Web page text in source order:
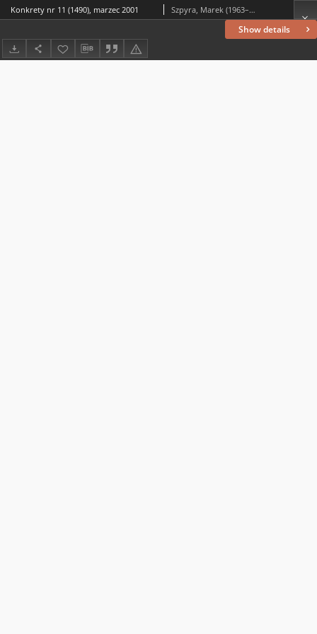
Show details
Konkrety nr 11 (1490), marzec 2001 Szpyra, Marek (1963– ) (red. nacz.)